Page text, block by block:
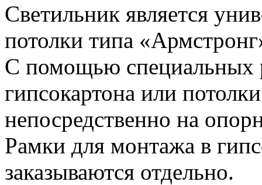
Светильник является
потолки типа
С помощью специальных
гипсокартона или
непосредственно на
Рамки для монтажа в
заказываются отдельно.